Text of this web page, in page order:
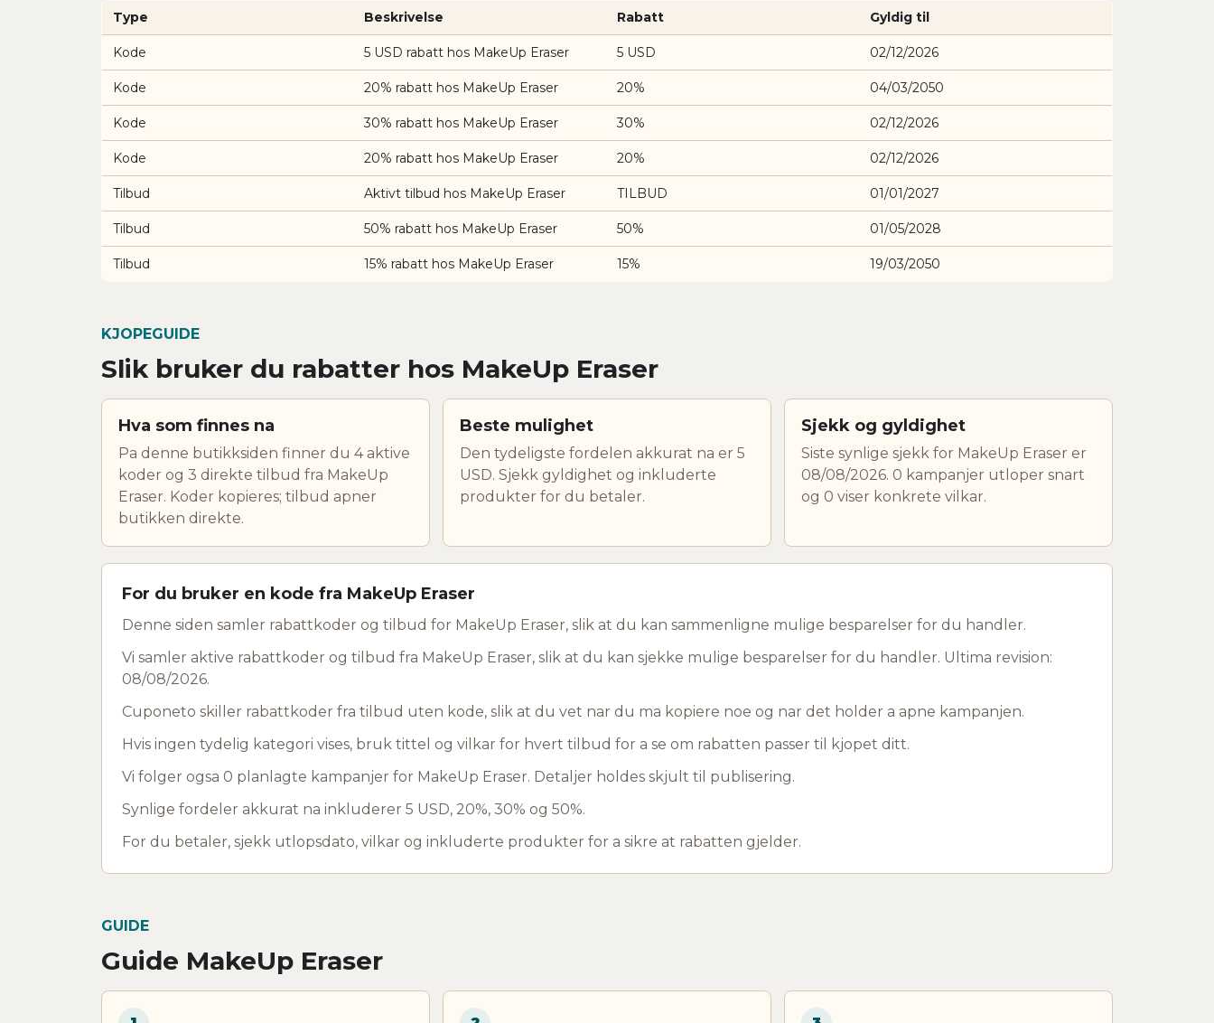
Type Beskrivelse Rabatt Gyldig til
Kode 5 USD rabatt hos MakeUp Eraser 5 USD 02/12/2026
Kode 20% rabatt hos MakeUp Eraser 20% 04/03/2050
Kode 30% rabatt hos MakeUp Eraser 30% 02/12/2026
Kode 20% rabatt hos MakeUp Eraser 20% 02/12/2026
Tilbud Aktivt tilbud hos MakeUp Eraser TILBUD 01/01/2027
Tilbud 50% rabatt hos MakeUp Eraser 50% 01/05/2028
Tilbud 15% rabatt hos MakeUp Eraser 15% 19/03/2050
KJOPEGUIDE
Slik bruker du rabatter hos MakeUp Eraser
Hva som finnes na
Pa denne butikksiden finner du 4 aktive
koder og 3 direkte tilbud fra MakeUp
Eraser. Koder kopieres; tilbud apner
butikken direkte.
Beste mulighet
Den tydeligste fordelen akkurat na er 5
USD. Sjekk gyldighet og inkluderte
produkter for du betaler.
Sjekk og gyldighet
Siste synlige sjekk for MakeUp Eraser er
08/08/2026. 0 kampanjer utloper snart
og 0 viser konkrete vilkar.
For du bruker en kode fra MakeUp Eraser
Denne siden samler rabattkoder og tilbud for MakeUp Eraser, slik at du kan sammenligne mulige besparelser for du handler.
Vi samler aktive rabattkoder og tilbud fra MakeUp Eraser, slik at du kan sjekke mulige besparelser for du handler. Ultima revision:
08/08/2026.
Cuponeto skiller rabattkoder fra tilbud uten kode, slik at du vet nar du ma kopiere noe og nar det holder a apne kampanjen.
Hvis ingen tydelig kategori vises, bruk tittel og vilkar for hvert tilbud for a se om rabatten passer til kjopet ditt.
Vi folger ogsa 0 planlagte kampanjer for MakeUp Eraser. Detaljer holdes skjult til publisering.
Synlige fordeler akkurat na inkluderer 5 USD, 20%, 30% og 50%.
For du betaler, sjekk utlopsdato, vilkar og inkluderte produkter for a sikre at rabatten gjelder.
GUIDE
Guide MakeUp Eraser